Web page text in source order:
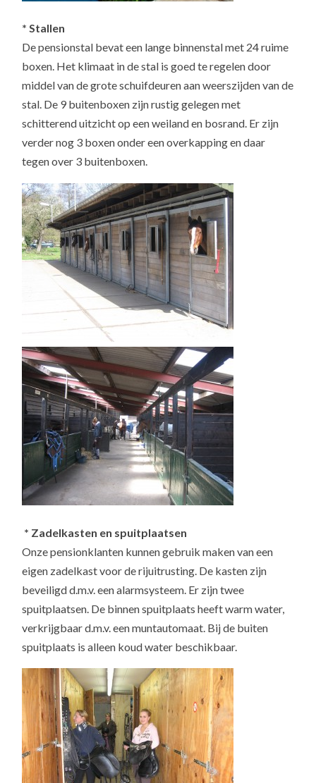
* Stallen
De pensionstal bevat een lange binnenstal met 24 ruime
boxen. Het klimaat in de stal is goed te regelen door
middel van de grote schuifdeuren aan weerszijden van de
stal. De 9 buitenboxen zijn rustig gelegen met
schitterend uitzicht op een weiland en bosrand. Er zijn
verder nog 3 boxen onder een overkapping en daar
tegen over 3 buitenboxen.
* Zadelkasten en spuitplaatsen
Onze pensionklanten kunnen gebruik maken van een
eigen zadelkast voor de rijuitrusting. De kasten zijn
beveiligd d.m.v. een alarmsysteem. Er zijn twee
spuitplaatsen. De binnen spuitplaats heeft warm water,
verkrijgbaar d.m.v. een muntautomaat. Bij de buiten
spuitplaats is alleen koud water beschikbaar.